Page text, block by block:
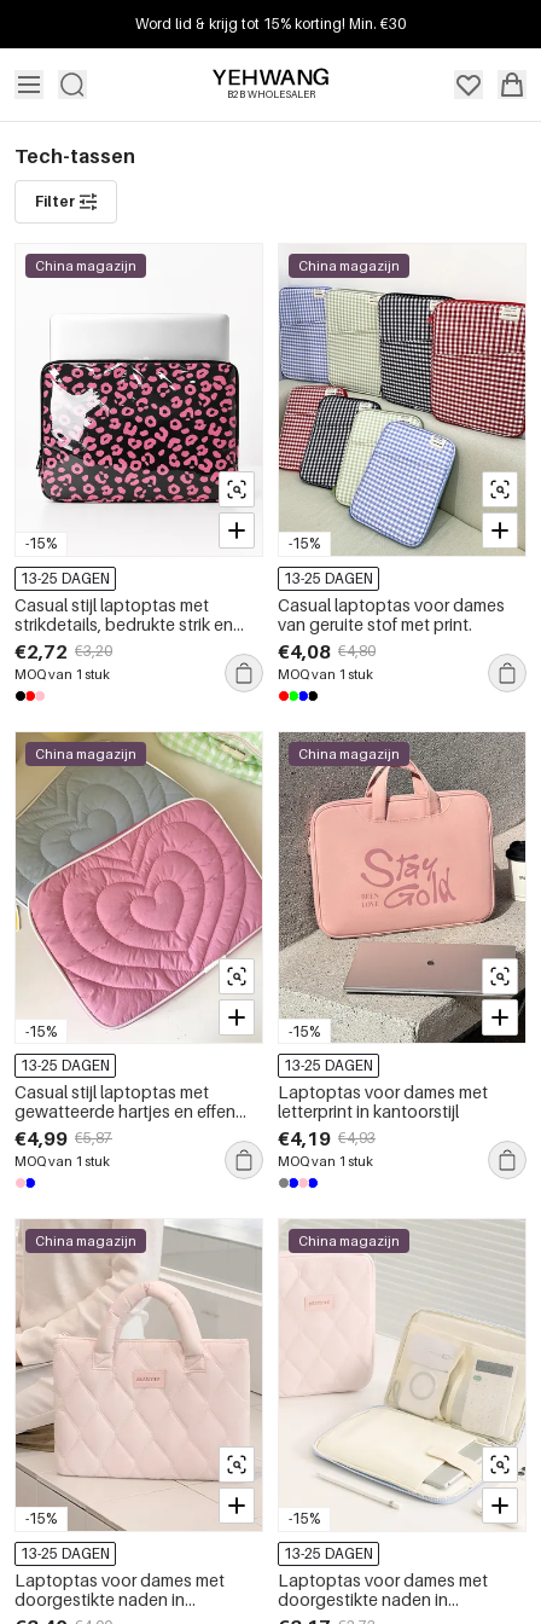
Word lid & krijg tot 15% korting! Min. €30
B2B WHOLESALER
Tech-tassen
Filter
-15%
China magazijn
13-25 DAGEN
Casual stijl laptoptas met
strikdetails, bedrukte strik en
luipaardprint, kersenrood PVC
€2,72 €3,20
MOQ van 1 stuk
-15%
China magazijn
13-25 DAGEN
Casual laptoptas voor dames
van geruite stof met print.
€4,08 €4,80
MOQ van 1 stuk
-15%
China magazijn
13-25 DAGEN
Casual stijl laptoptas met
gewatteerde hartjes en effen
stof
€4,99 €5,87
MOQ van 1 stuk
-15%
China magazijn
13-25 DAGEN
Laptoptas voor dames met
letterprint in kantoorstijl
€4,19 €4,93
MOQ van 1 stuk
-15%
China magazijn
13-25 DAGEN
Laptoptas voor dames met
doorgestikte naden in
kantoorstijl en effen stof
-15%
China magazijn
13-25 DAGEN
Laptoptas voor dames met
doorgestikte naden in
kantoorstijl, effen kleur